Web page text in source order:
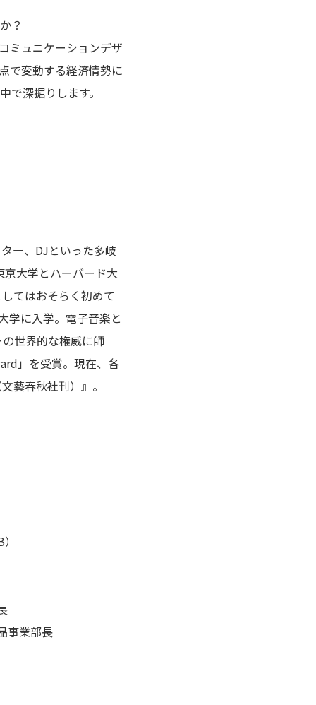
？
ミュニケーションデザ
で変動する経済情勢に
深掘りします。
ー、DJといった多岐
大学とハーバード大
てはおそらく初めて
学に入学。電子音楽と
世界的な権威に師
」を受賞。現在、各
藝春秋社刊）』。
事業部長